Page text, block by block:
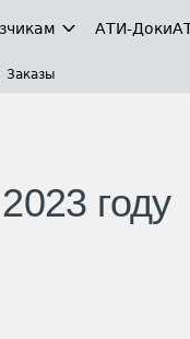
АТИ-Доки
Заказы
году